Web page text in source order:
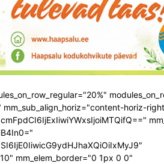
horiz-
mm_elem_border="0 1px 0 0"